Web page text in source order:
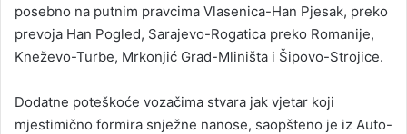
m
a
i
posebno na putnim pravcima Vlasenica-Han Pjesak, preko
prevoja Han Pogled, Sarajevo-Rogatica preko Romanije,
Kneževo-Turbe, Mrkonjić Grad-Mliništa i Šipovo-Strojice.
Dodatne poteškoće vozačima stvara jak vjetar koji
mjestimično formira snježne nanose, saopšteno je iz Auto-